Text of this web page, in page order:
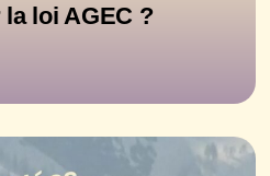
loi AGEC ?